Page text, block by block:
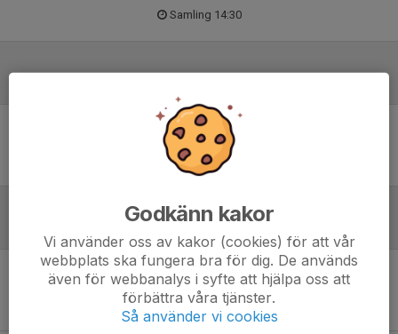
Samling 14:30
Ingen uppställning ifylld
Inför match
Inget skrivet
Godkänn kakor
Vi använder oss av kakor (cookies) för att vår
webbplats ska fungera bra för dig. De används
även för webbanalys i syfte att hjälpa oss att
förbättra våra tjänster.
Så använder vi cookies